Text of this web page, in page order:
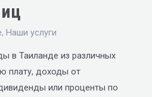
, Наши услуги
в Таиланде из различных
плату, доходы от
или проценты по